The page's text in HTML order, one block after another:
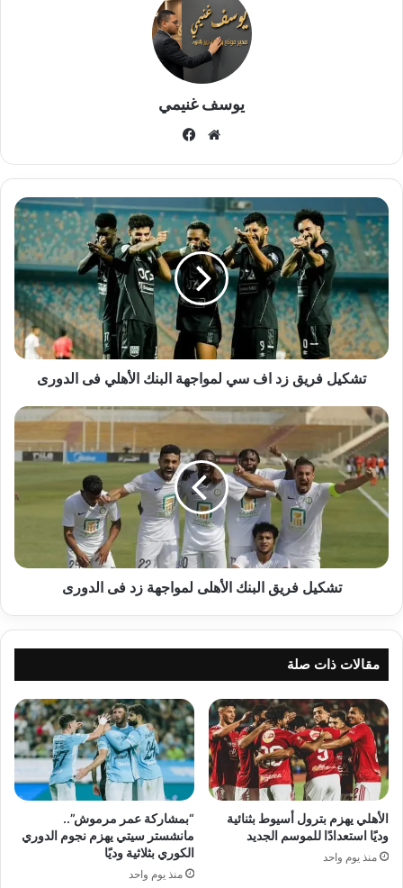
يوسف غنيمي
موقع
تشكيل
فريق
زد
اف
سي
لمواجهة
البنك
الأهلي
فى
الدورىتشكيل فريق زد اف سي لمواجهة البنك الأهلي فى الدورى
تشكيل
فريق
البنك
الأهلى
لمواجهة
زد
تشكيل فريق البنك الأهلى لمواجهة زد فى الدورى
مقالات ذات صلة
الأهلي يهزم بترول أسيوط بثنائية
وديًا استعدادًا للموسم الجديد
منذ يوم واحد
“بمشاركة عمر مرموش”..
مانشستر سيتي يهزم نجوم الدوري
الكوري بثلاثية وديًا
منذ يوم واحد